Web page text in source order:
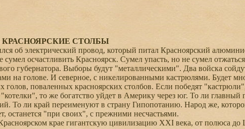
СТОЛБЫ
об электрический провод, который питал Красноярский
осчастливить Красноярск. Сумел упасть, но не сумел
губернатора. Выборы будут "металлическими". Два войска
на голове. И северное, с никелированными кастрюлями. Будет
поваленных красноярских столбов. Если победят "кастрюли",
то же богатство уйдет в Америку через юг. То ли главный
То ли край переименуют в страну Гипопотанию. Народ же,
останется "при своих", с прежними несчастьями.
крае гигантскую цивилизацию ХХI века, от полюса до